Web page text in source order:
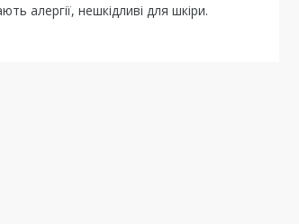
алергії, нешкідливі для шкіри.